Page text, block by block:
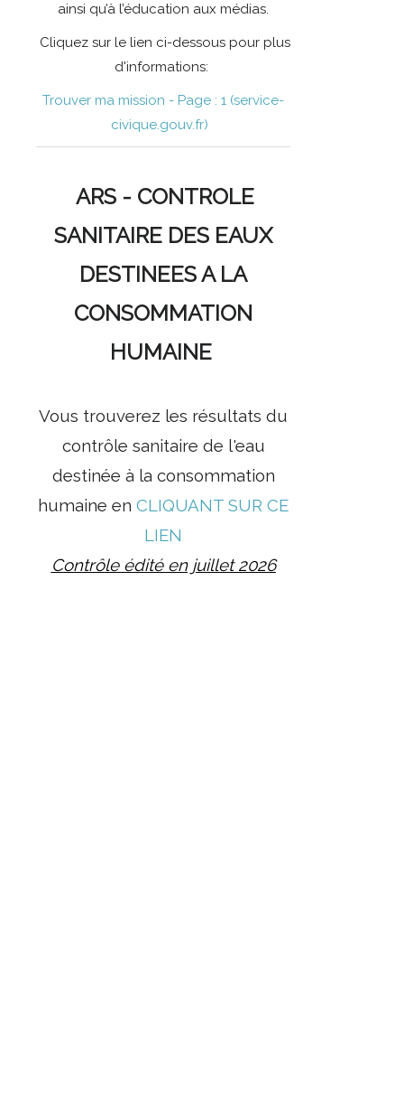
ainsi qu’à l’éducation aux médias.
Cliquez sur le lien ci-dessous pour plus
d'informations:
Trouver ma mission - Page : 1 (service-
civique.gouv.fr)
ARS - CONTROLE
SANITAIRE DES EAUX
DESTINEES A LA
CONSOMMATION
HUMAINE
Vous trouverez les résultats du
contrôle sanitaire de l'eau
destinée à la consommation
humaine enCLIQUANT SUR CE
LIEN
Contrôle édité en juillet 2026